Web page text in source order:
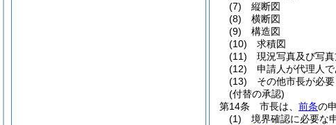
(7)
縦断図
(8)
横断図
(9)
構造図
(10)
求積図
(11)
現況写真及び写真
(12)
申請人が代理人
(13)
その他市長が必
(付替の承認)
第14条
市長は、 前条の
(1)
境界確認に必要な